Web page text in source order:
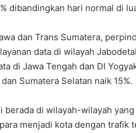
dibandingkan hari normal di
dan Trans Sumatera,
data di wilayah
di Jawa Tengah dan DI
Sumatera Selatan naik 15%.
di wilayah-wilayah
menjadi kota dengan trafik